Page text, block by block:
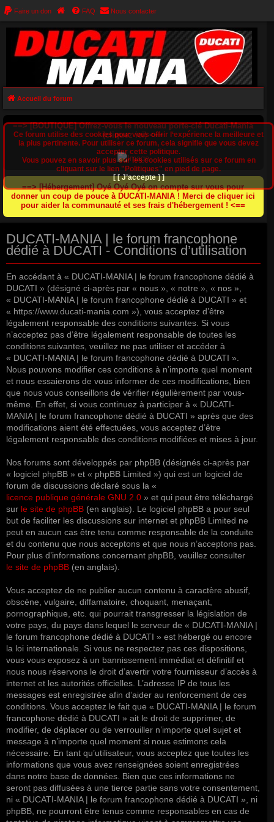
Faire un don FAQ Nous contacter
Accueil du forum
==> [BOUTIQUE] Offrez-vous le nouveau porte-clé Ducati-Mania
(cliquez ici) <==
==> [Hébergement] Oyé Oyé Oyé on compte sur vous pour
donner un coup de pouce à DUCATI-MANIA ! Merci de cliquer ici
pour aider la communauté et ses frais d'hébergement ! <==
DUCATI-MANIA | le forum francophone
dédié à DUCATI - Conditions d’utilisation
En accédant à « DUCATI-MANIA | le forum francophone dédié à
DUCATI » (désigné ci-après par « nous », « notre », « nos »,
« DUCATI-MANIA | le forum francophone dédié à DUCATI » et
« https://www.ducati-mania.com »), vous acceptez d’être
légalement responsable des conditions suivantes. Si vous
n’acceptez pas d’être légalement responsable de toutes les
conditions suivantes, veuillez ne pas utiliser et accéder à
« DUCATI-MANIA | le forum francophone dédié à DUCATI ».
Nous pouvons modifier ces conditions à n’importe quel moment
et nous essaierons de vous informer de ces modifications, bien
que nous vous conseillons de vérifier régulièrement par vous-
même. En effet, si vous continuez à participer à « DUCATI-
MANIA | le forum francophone dédié à DUCATI » après que des
modifications aient été effectuées, vous acceptez d’être
légalement responsable des conditions modifiées et mises à jour.
Nos forums sont développés par phpBB (désignés ci-après par
« logiciel phpBB » et « phpBB Limited ») qui est un logiciel de
forum de discussions déclaré sous la «
licence publique générale GNU 2.0 » et qui peut être téléchargé
sur le site de phpBB (en anglais). Le logiciel phpBB a pour seul
but de faciliter les discussions sur internet et phpBB Limited ne
peut en aucun cas être tenu comme responsable de la conduite
et du contenu que nous acceptons et que nous n’acceptons pas.
Pour plus d’informations concernant phpBB, veuillez consulter
le site de phpBB (en anglais).
Vous acceptez de ne publier aucun contenu à caractère abusif,
obscène, vulgaire, diffamatoire, choquant, menaçant,
pornographique, etc. qui pourrait transgresser la législation de
votre pays, du pays dans lequel le serveur de « DUCATI-MANIA |
le forum francophone dédié à DUCATI » est hébergé ou encore
la loi internationale. Si vous ne respectez pas ces dispositions,
vous vous exposez à un bannissement immédiat et définitif et
nous nous réservons le droit d’avertir votre fournisseur d’accès à
internet et les autorités officielles. L’adresse IP de tous les
messages est enregistrée afin d’aider au renforcement de ces
conditions. Vous acceptez le fait que « DUCATI-MANIA | le forum
francophone dédié à DUCATI » ait le droit de supprimer, de
modifier, de déplacer ou de verrouiller n’importe quel sujet et
message à n’importe quel moment si nous estimons cela
nécessaire. En tant qu’utilisateur, vous acceptez que toutes les
informations que vous avez renseignées soient enregistrées
dans notre base de données. Bien que ces informations ne
seront pas diffusées à une tierce partie sans votre consentement,
ni « DUCATI-MANIA | le forum francophone dédié à DUCATI », ni
phpBB, ne pourront être tenus comme responsables en cas de
Ce forum utilise des cookies pour vous offrir l‘expérience la meilleure et
la plus pertinente. Pour utiliser ce forum, cela signifie que vous devez
accepter cette politique.
Vous pouvez en savoir plus sur les cookies utilisés sur ce forum en
cliquant sur le lien "Politiques" en pied de page.
[ [ J’accepte ] ]